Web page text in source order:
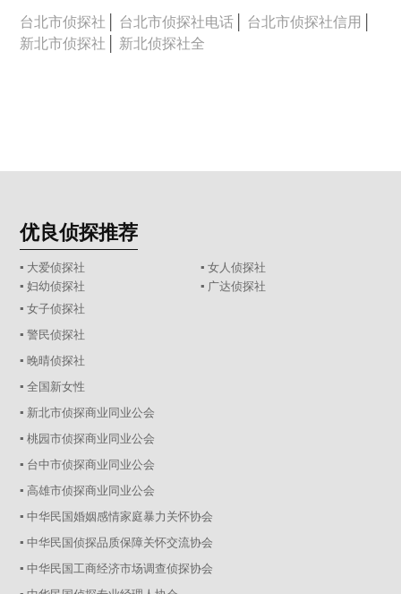
台北市侦探社
台北市侦探社电话 台北市侦探社信用
新北市侦探社
新北侦探社全
优良侦探推荐
▪ 大爱侦探社
▪ 女人侦探社
▪ 妇幼侦探社
▪ 广达侦探社
▪ 女子侦探社
▪ 警民侦探社
▪ 晚晴侦探社
▪ 全国新女性
▪ 新北市侦探商业同业公会
▪ 桃园市侦探商业同业公会
▪ 台中市侦探商业同业公会
▪ 高雄市侦探商业同业公会
▪ 中华民国婚姻感情家庭暴力关怀协会
▪ 中华民国侦探品质保障关怀交流协会
▪ 中华民国工商经济市场调查侦探协会